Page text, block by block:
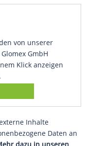
von unserer
GmbH
Klick anzeigen
Inhalte
Daten an